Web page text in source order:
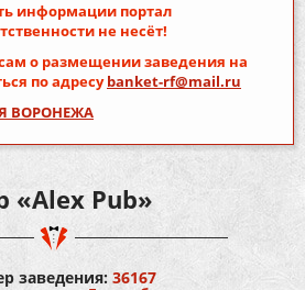
информации портал
не несёт!
о размещении заведения на
по адресуbanket-rf@mail.ru
ВОРОНЕЖА
«Alex Pub»
заведения: 36167